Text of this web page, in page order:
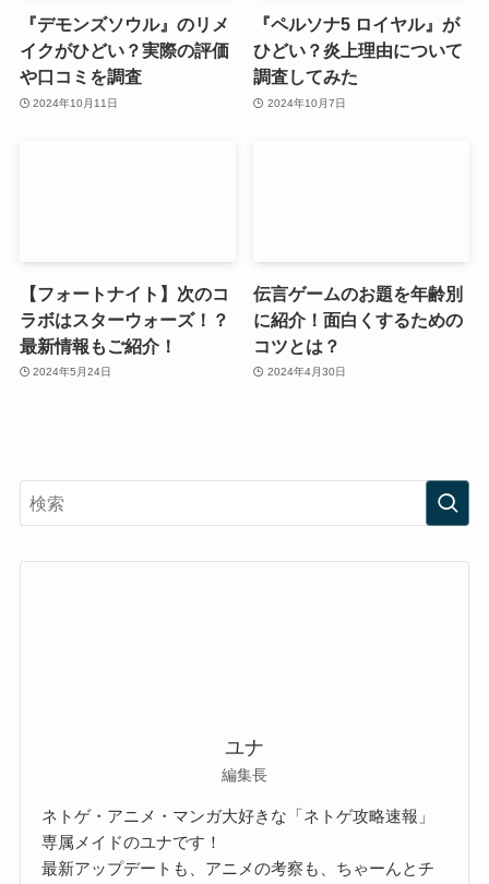
『デモンズソウル』のリメ
イクがひどい？実際の評価
や口コミを調査
2024年10月11日
『ペルソナ5 ロイヤル』が
ひどい？炎上理由について
調査してみた
2024年10月7日
【フォートナイト】次のコ
ラボはスターウォーズ！？
最新情報もご紹介！
2024年5月24日
伝言ゲームのお題を年齢別
に紹介！面白くするための
コツとは？
2024年4月30日
ユナ
編集長
ネトゲ・アニメ・マンガ大好きな「ネトゲ攻略速報」
専属メイドのユナです！
最新アップデートも、アニメの考察も、ちゃーんとチ